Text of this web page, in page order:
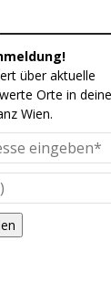
über aktuelle
Orte in
Wien.